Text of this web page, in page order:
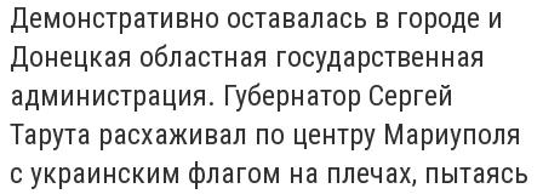
Демонстративно оставалась в городе и
Донецкая областная государственная
администрация. Губернатор Сергей
Тарута расхаживал по центру Мариуполя
с украинским флагом на плечах, пытаясь